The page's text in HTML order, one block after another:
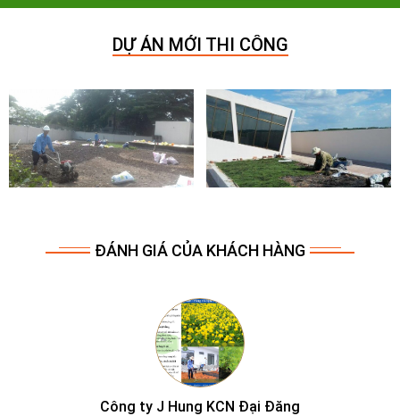
0964909071)
DỰ ÁN MỚI THI CÔNG
ĐÁNH GIÁ CỦA KHÁCH HÀNG
Công ty Molen